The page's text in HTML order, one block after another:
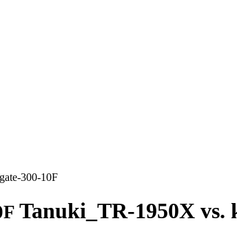
300-10F
Tanuki_TR-1950X vs.